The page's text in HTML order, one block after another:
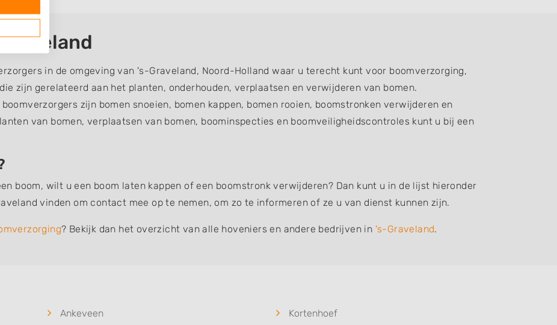
in de omgeving van 's-Graveland, Noord-Holland waar u terecht kunt voor boomverzorging,
zijn gerelateerd aan het planten, onderhouden, verplaatsen en verwijderen van bomen.
zijn bomen snoeien, bomen kappen, bomen rooien, boomstronken verwijderen en
van bomen, verplaatsen van bomen, boominspecties en boomveiligheidscontroles kunt u bij een
boom, wilt u een boom laten kappen of een boomstronk verwijderen? Dan kunt u in de lijst hieronder
vinden om contact mee op te nemen, om zo te informeren of ze u van dienst kunnen zijn.
? Bekijk dan het overzicht van alle hoveniers en andere bedrijven in 's-Graveland.
Ankeveen
Kortenhoef